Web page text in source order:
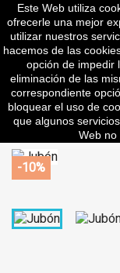

search
clear
-10%
Este Web utiliza
ofrecerle una mejor
utilizar nuestros
hacemos de las
opción de impedir
eliminación de las
correspondiente
bloquear el uso de
que algunos
Web no